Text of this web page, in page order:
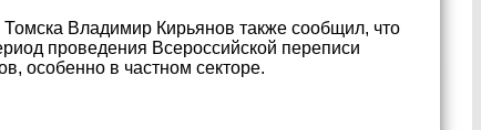
Владимир Кирьянов также сообщил, что
проведения Всероссийской переписи
особенно в частном секторе.